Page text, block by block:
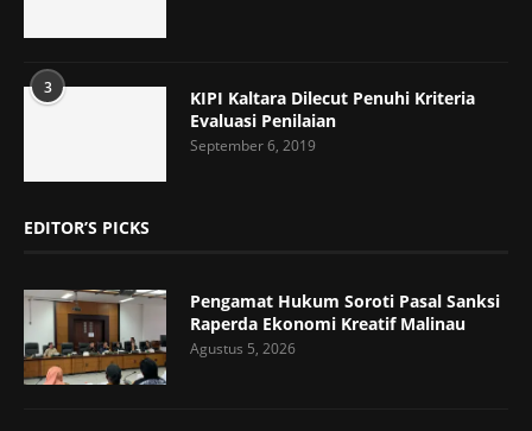
3
KIPI Kaltara Dilecut Penuhi Kriteria
Evaluasi Penilaian
September 6, 2019
EDITOR’S PICKS
Pengamat Hukum Soroti Pasal Sanksi
Raperda Ekonomi Kreatif Malinau
Agustus 5, 2026